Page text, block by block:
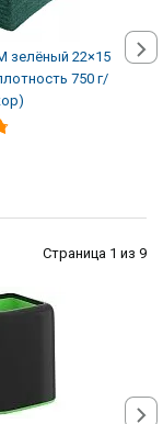
зелёный 22×15
750 г/
Страница 1 из 9